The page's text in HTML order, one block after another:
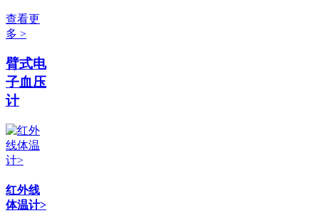
查看更
多 >
臂式电
子血压
计
红外线
体温计>